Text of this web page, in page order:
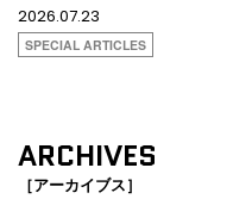
2026.07.23
SPECIAL ARTICLES
ARCHIVES
［アーカイブス］